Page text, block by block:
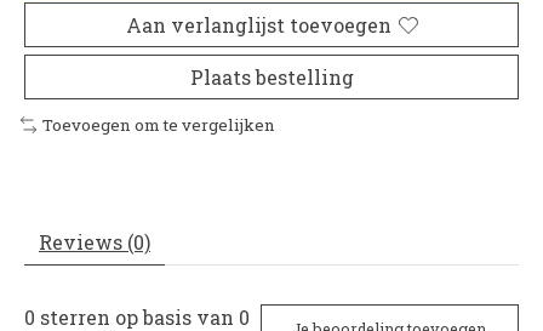
Aan verlanglijst toevoegen
Plaats bestelling
Toevoegen om te vergelijken
Reviews (0)
0 sterren op basis van 0